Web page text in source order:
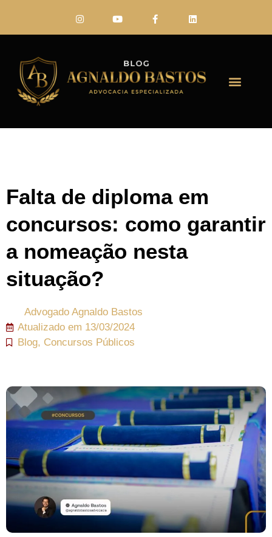
Falta de diploma em
concursos: como garantir
a nomeação nesta
situação?
Advogado Agnaldo Bastos
Atualizado em 13/03/2024
Blog, Concursos Públicos